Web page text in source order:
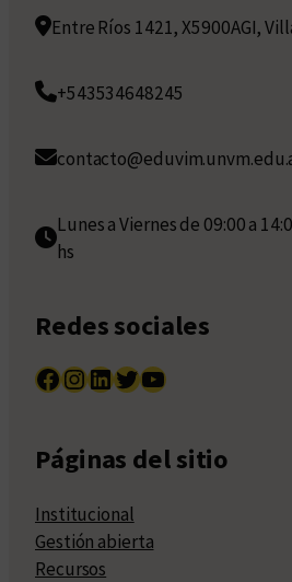
Entre Ríos 1421, X5900AGI,
+543534648245
Lunes a Viernes de 09:00 a
hs
Redes sociales
Facebook InstagramLinkedIn Twitter YouTube
Páginas del sitio
Institucional
Gestión abierta
Recursos